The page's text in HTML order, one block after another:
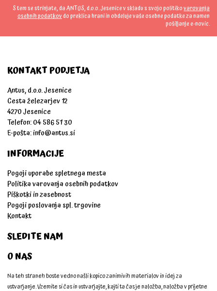
S tem se strinjate, da ANTUS, d.o.o. Jesenice v skladu s svojo politikovarovanja
osebnih podatkovdo preklica hrani in obdeluje vaše osebne podatke za namen
pošiljanje e-novic.
KONTAKT PODJETJA
Antus, d.o.o. Jesenice
Cesta železarjev 12
4270 Jesenice
Telefon: 04 586 51 30
E-pošta:info@antus.si
INFORMACIJE
Pogoji uporabe spletnega mesta
Politika varovanja osebnih podatkov
Piškotki in zasebnost
Pogoji poslovanja spl. trgovine
Kontakt
SLEDITE NAM
O NAS
Na teh straneh boste vedno našli kopico zanimivih materialov in idej za
ustvarjanje. Vzemite si čas in ustvarjajte, kajti ta čas je naložba, naložba v prijetne